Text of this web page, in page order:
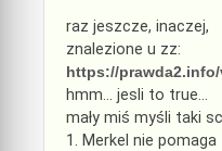
raz jeszcze, inaczej,
znalezione u zz:
https://
hmm… jesli to true…
mały miś myśli taki
1. Merkel nie pomaga